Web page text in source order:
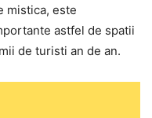
mistica, este
astfel de spatii
de turisti an de an.